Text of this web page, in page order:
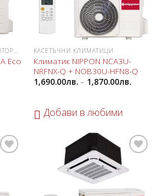
ИНВЕНТОРНИ И ХИПЕРИНВЕНТОРНИ КЛИМАТИЦИ
Eco
КАСЕТЪЧНИ КЛИМАТИЦИ
Климатик NIPPON NCA3U-
NRFNX-Q + NOB30U-HFN8-Q
1,690.00лв.– 1,870.00лв.
Добави в любими
Добави